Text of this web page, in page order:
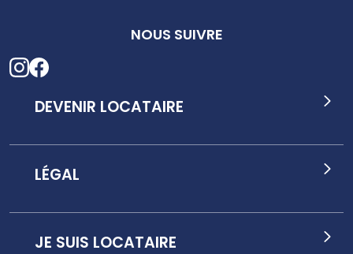
JE SUIS LOCATAIRE
DEVENIR LOCATAIRE
LÉGAL
NOUS SUIVRE